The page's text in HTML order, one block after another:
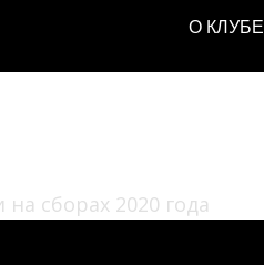
О КЛУБЕ
сборах 2020 года